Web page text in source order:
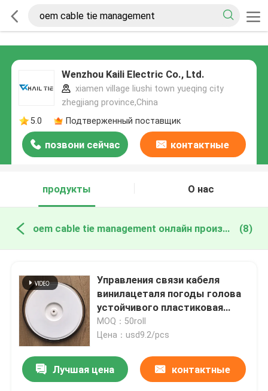
Wenzhou Kaili Electric Co., Ltd.
xiamen village liushi town yueqing city
zhegjiang province,China
5.0
Подтверженный поставщик
позвони сейчас контактные
продукты
О нас
oem cable tie management онлайн производство (8)
Управления связи кабеля
винилацеталя погоды голова
устойчивого пластиковая
соединяя запирая
MOQ：50roll
Цена：usd9.2/pcs
Лучшая цена контактные